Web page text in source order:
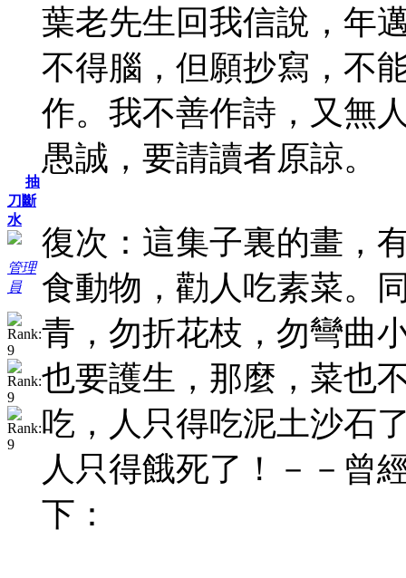
抽
刀斷
水
管理
員
葉老先生回我信說，年
不得腦，但願抄寫，不
作。我不善作詩，又無
愚誠，要請讀者原諒。
復次：這集子裏的畫，
食動物，勸人吃素菜。
青，勿折花枝，勿彎曲
也要護生，那麼，菜也
吃，人只得吃泥土沙石
人只得餓死了！－－曾
下：